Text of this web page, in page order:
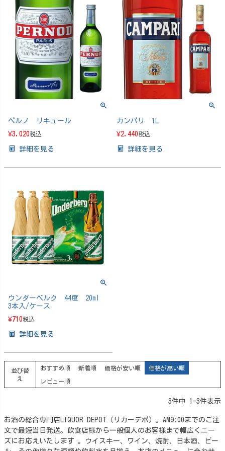
ペルノ リキュール
¥3,020税込
詳細を見る
カンパリ 1L
¥2,440税込
詳細を見る
ウンダーベルク 44度 20ml
3本入/ケース
¥710税込
詳細を見る
並び替
え
おすすめ順 新着順 価格が安い順 価格が高い順
レビュー順
3件中 1 -3件表示
お酒の総合専門店LIQUOR DEPOT（リカーデポ）。AM9:00までのご注
文で最短当日発送。飲食店様から一般個人のお客様まで幅広くニー
ズにお応えいたします 。ウイスキー、ワイン、焼酎、日本酒、ビー